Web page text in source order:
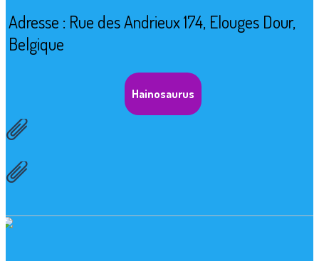
Adresse : Rue des Andrieux 174, Elouges Dour,
Belgique
Hainosaurus